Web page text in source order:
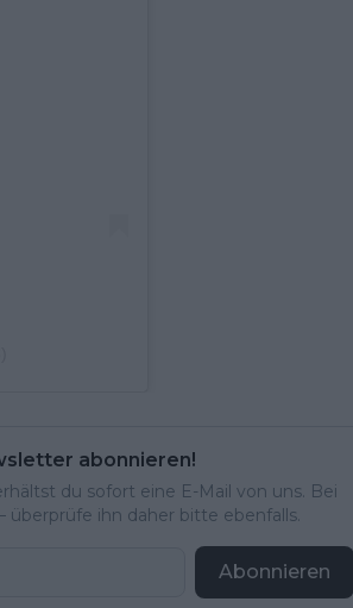
abonnieren!
du sofort eine E-Mail von uns. Bei
überprüfe ihn daher bitte ebenfalls.
Abonnieren